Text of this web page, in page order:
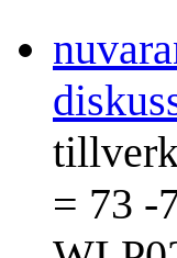
= 73 -